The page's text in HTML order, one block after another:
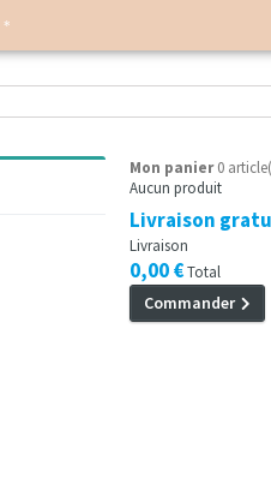
Mon panier 0
Aucun produit
Livraison
Livraison
0,00 €Total
Commander
*